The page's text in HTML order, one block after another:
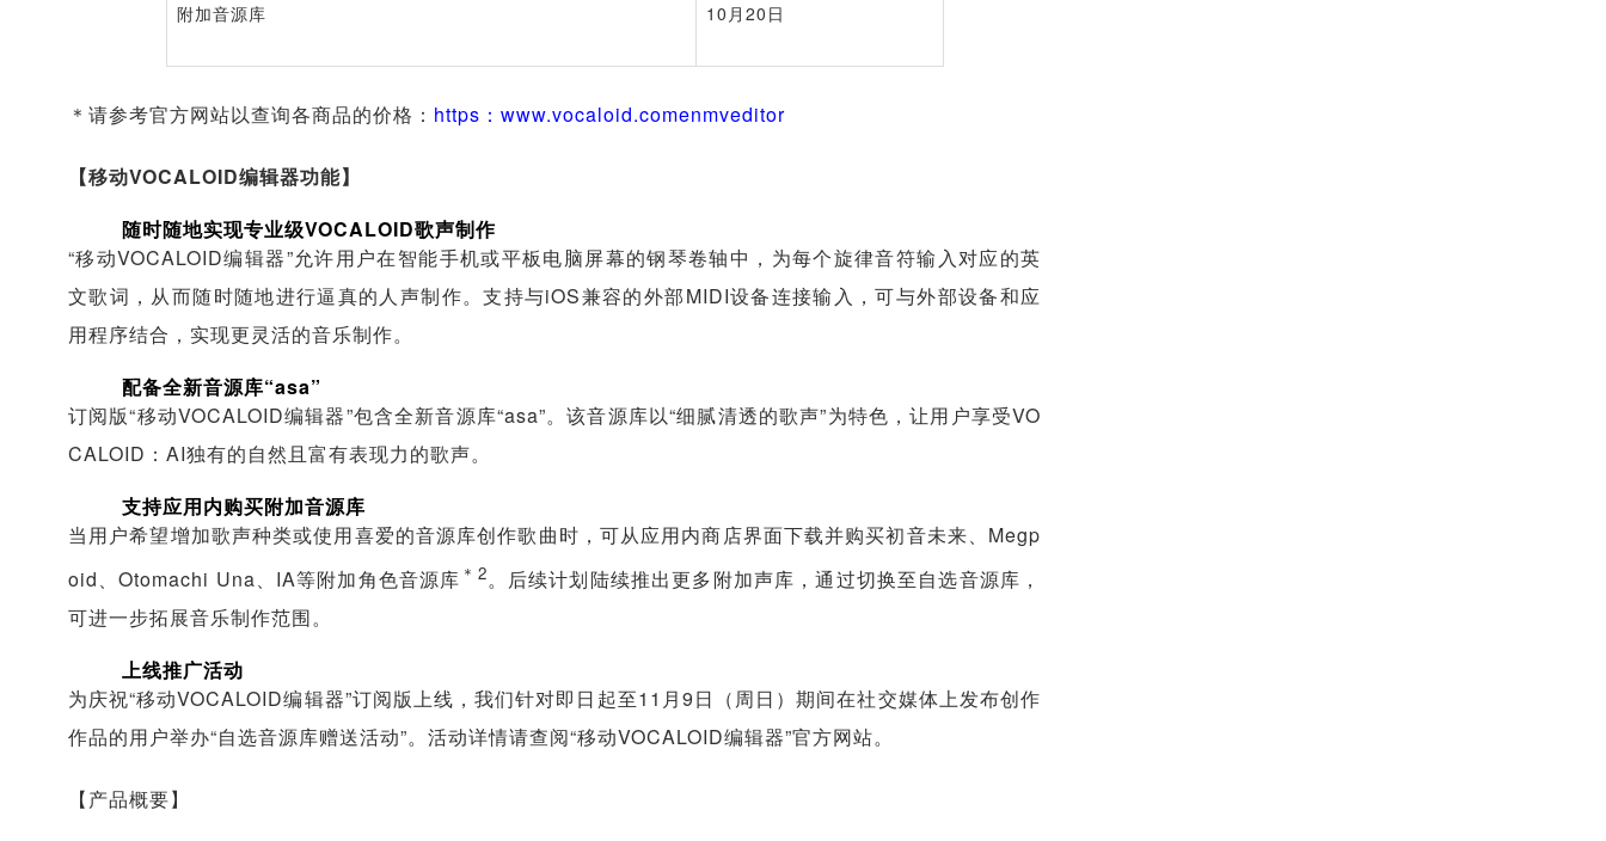
附加音源库 10月20日
＊请参考官方网站以查询各商品的价格： https：www.vocaloid.comenmveditor
【移动VOCALOID编辑器功能】
随时随地实现专业级VOCALOID歌声制作
“移动VOCALOID编辑器”允许用户在智能手机或平板电脑屏幕的钢琴卷轴中，为每个旋律音符输入对应的英
文歌词，从而随时随地进行逼真的人声制作。支持与iOS兼容的外部MIDI设备连接输入，可与外部设备和应
用程序结合，实现更灵活的音乐制作。
配备全新音源库“asa”
订阅版“移动VOCALOID编辑器”包含全新音源库“asa”。该音源库以“细腻清透的歌声”为特色，让用户享受VO
CALOID：AI独有的自然且富有表现力的歌声。
支持应用内购买附加音源库
当用户希望增加歌声种类或使用喜爱的音源库创作歌曲时，可从应用内商店界面下载并购买初音未来、Megp
oid、Otomachi Una、IA等附加角色音源库 ＊2。后续计划陆续推出更多附加声库，通过切换至自选音源库，
可进一步拓展音乐制作范围。
上线推广活动
为庆祝“移动VOCALOID编辑器”订阅版上线，我们针对即日起至11月9日（周日）期间在社交媒体上发布创作
作品的用户举办“自选音源库赠送活动”。活动详情请查阅“移动VOCALOID编辑器”官方网站。
【产品概要】